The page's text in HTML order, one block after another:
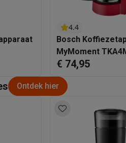
4.4
Bosch
MyMoment
Rood
€ 74,95
Ontdek hier